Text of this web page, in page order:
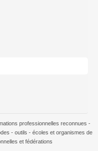
professionnelles reconnues -
- outils - écoles et organismes de
et fédérations